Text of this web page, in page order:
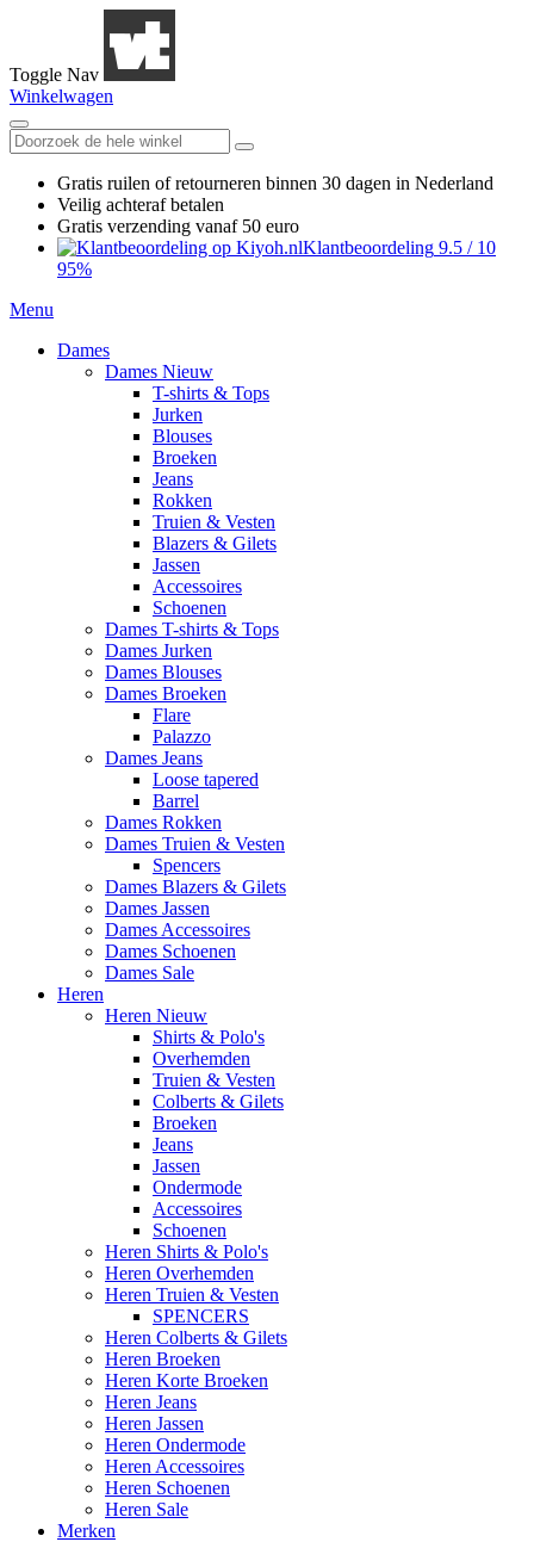
Toggle Nav
Winkelwagen
Gratis ruilen of retourneren binnen 30 dagen in Nederland
Veilig achteraf betalen
Gratis verzending vanaf 50 euro
Klantbeoordeling 9.5 / 10
95%
Menu
Dames
Dames Nieuw
T-shirts & Tops
Jurken
Blouses
Broeken
Jeans
Rokken
Truien & Vesten
Blazers & Gilets
Jassen
Accessoires
Schoenen
Dames T-shirts & Tops
Dames Jurken
Dames Blouses
Dames Broeken
Flare
Palazzo
Dames Jeans
Loose tapered
Barrel
Dames Rokken
Dames Truien & Vesten
Spencers
Dames Blazers & Gilets
Dames Jassen
Dames Accessoires
Dames Schoenen
Dames Sale
Heren
Heren Nieuw
Shirts & Polo's
Overhemden
Truien & Vesten
Colberts & Gilets
Broeken
Jeans
Jassen
Ondermode
Accessoires
Schoenen
Heren Shirts & Polo's
Heren Overhemden
Heren Truien & Vesten
SPENCERS
Heren Colberts & Gilets
Heren Broeken
Heren Korte Broeken
Heren Jeans
Heren Jassen
Heren Ondermode
Heren Accessoires
Heren Schoenen
Heren Sale
Merken